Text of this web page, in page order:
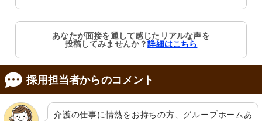
明るく清潔感のある入口部分が迎えて
ー設計です。
明るく清潔な空間で、居心地の良い
あなたが面接を通して感じたリアルな声を
投稿してみませんか？詳細はこちら
採用担当者からのコメント
介護の仕事に情熱をお持ちの方、グループホームあ